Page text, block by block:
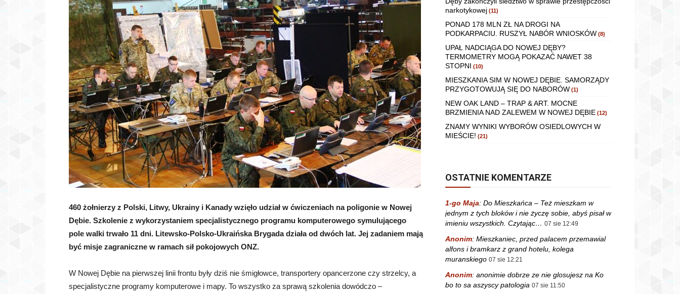
460 żołnierzy z Polski, Litwy, Ukrainy i Kanady wzięło udział w ćwiczeniach na poligonie w Nowej
Dębie. Szkolenie z wykorzystaniem specjalistycznego programu komputerowego symulującego
pole walki trwało 11 dni. Litewsko-Polsko-Ukraińska Brygada działa od dwóch lat. Jej zadaniem mają
być misje zagraniczne w ramach sił pokojowych ONZ.
W Nowej Dębie na pierwszej linii frontu były dziś nie śmigłowce, transportery opancerzone czy strzelcy, a
specjalistyczne programy komputerowe i mapy. To wszystko za sprawą szkolenia dowódczo –
narkotykowej (11)
PONAD 178 MLN ZŁ NA DROGI NA
PODKARPACIU. RUSZYŁ NABÓR WNIOSKÓW (8)
UPAŁ NADCIĄGA DO NOWEJ DĘBY?
TERMOMETRY MOGĄ POKAZAĆ NAWET 38
STOPNI (10)
MIESZKANIA SIM W NOWEJ DĘBIE. SAMORZĄDY
PRZYGOTOWUJĄ SIĘ DO NABORÓW (1)
NEW OAK LAND – TRAP & ART. MOCNE
BRZMIENIA NAD ZALEWEM W NOWEJ DĘBIE (12)
ZNAMY WYNIKI WYBORÓW OSIEDLOWYCH W
MIEŚCIE! (21)
OSTATNIE KOMENTARZE
1-go Maja: Do Mieszkańca – Też mieszkam w
jednym z tych bloków i nie życzę sobie, abyś pisał w
imieniu wszystkich. Czytając… 07 sie 12:49
Anonim: Mieszkaniec, przed palacem przemawial
alfons i bramkarz z grand hotelu, kolega
muranskiego 07 sie 12:21
Anonim: anonimie dobrze ze nie glosujesz na Ko
bo to sa aszyscy patologia 07 sie 11:50